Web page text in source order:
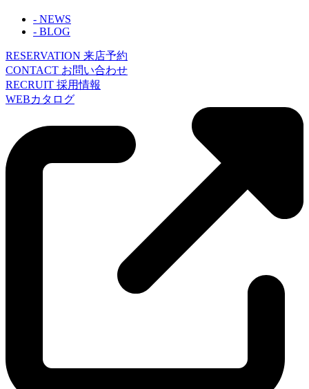
- NEWS
- BLOG
RESERVATION 来店予約
CONTACT お問い合わせ
RECRUIT 採用情報
WEBカタログ